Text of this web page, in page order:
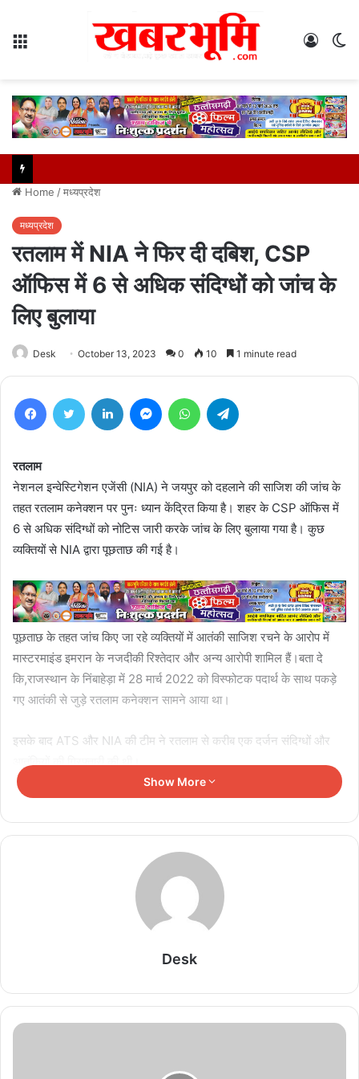
Log
Home /मध्यप्रदेश
मध्यप्रदेश
रतलाम में NIA ने फिर दी दबिश, CSP
ऑफिस में 6 से अधिक संदिग्धों को जांच के
लिए बुलाया
Desk October 13, 2023 0 10 1 minute read
FacebookTwitter LinkedIn MessengerWhatsApp
रतलाम
नेशनल इन्वेस्टिगेशन एजेंसी (NIA) ने जयपुर को दहलाने की साजिश की जांच के
तहत रतलाम कनेक्शन पर पुनः ध्यान केंद्रित किया है। शहर के CSP ऑफिस में
6 से अधिक संदिग्धों को नोटिस जारी करके जांच के लिए बुलाया गया है। कुछ
व्यक्तियों से NIA द्वारा पूछताछ की गई है।
पूछताछ के तहत जांच किए जा रहे व्यक्तियों में आतंकी साजिश रचने के आरोप में
मास्टरमाइंड इमरान के नजदीकी रिश्तेदार और अन्य आरोपी शामिल हैं।बता दे
कि,राजस्थान के निंबाहेड़ा में 28 मार्च 2022 को विस्फोटक पदार्थ के साथ पकड़े
गए आतंकी से जुड़े रतलाम कनेक्शन सामने आया था।
इसके बाद ATS और NIA की टीम ने रतलाम से करीब एक दर्जन संदिग्धों और
दुर्लभ पैंगोलिन तस्करी मामले में आरोपी की जमानत याचिका
August 7, 2026
बंदियों की समय पूर्व रिहाई दूसरे बंदियों को भी अच्छे आचरण के
August 7, 2026
7 राज्यों के पुलिस प्रमुखों ने साइबर अपराध, नार्को नेटवर्क,
संगठित अपराध एवं सिंहस्थ-2028 की सुरक्षा व्यवस्था पर
Show More
Desk